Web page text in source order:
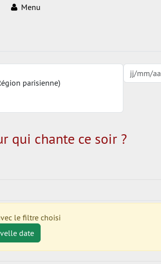
Menu
qui chante ce soir ?
le filtre choisi
date